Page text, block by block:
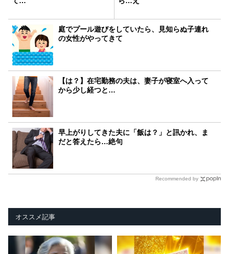
庭でプール遊びをしていたら、見知らぬ子連れ
の女性がやってきて
【は？】在宅勤務の夫は、妻子が寝室へ入って
から少し経つと…
早上がりしてきた夫に「飯は？」と訊かれ、ま
だと答えたら…絶句
Recommended by
オススメ記事